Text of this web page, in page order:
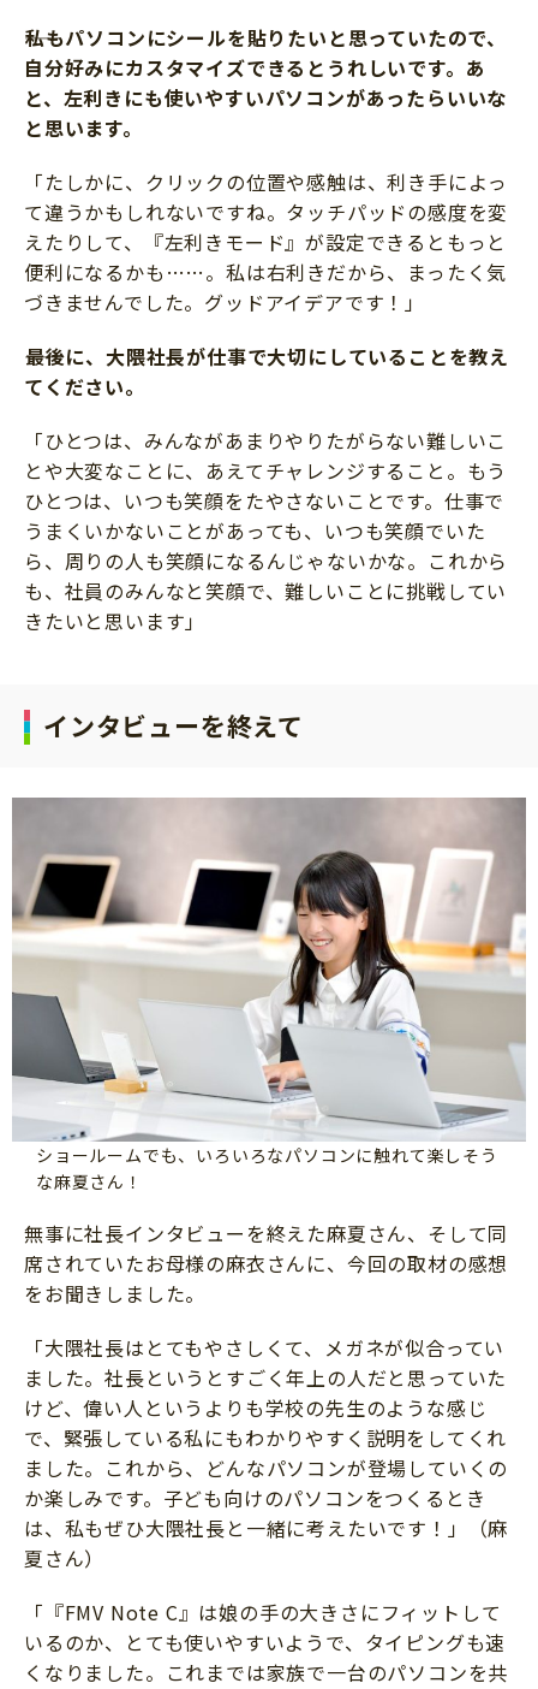
私もパソコンにシールを貼りたいと思っていたので、
自分好みにカスタマイズできるとうれしいです。あ
と、左利きにも使いやすいパソコンがあったらいいな
と思います。
「たしかに、クリックの位置や感触は、利き手によっ
て違うかもしれないですね。タッチパッドの感度を変
えたりして、『左利きモード』が設定できるともっと
便利になるかも……。私は右利きだから、まったく気
づきませんでした。グッドアイデアです！」
最後に、大隈社長が仕事で大切にしていることを教え
てください。
「ひとつは、みんながあまりやりたがらない難しいこ
とや大変なことに、あえてチャレンジすること。もう
ひとつは、いつも笑顔をたやさないことです。仕事で
うまくいかないことがあっても、いつも笑顔でいた
ら、周りの人も笑顔になるんじゃないかな。これから
も、社員のみんなと笑顔で、難しいことに挑戦してい
きたいと思います」
インタビューを終えて
ショールームでも、いろいろなパソコンに触れて楽しそう
な麻夏さん！
無事に社長インタビューを終えた麻夏さん、そして同
席されていたお母様の麻衣さんに、今回の取材の感想
をお聞きしました。
「大隈社長はとてもやさしくて、メガネが似合ってい
ました。社長というとすごく年上の人だと思っていた
けど、偉い人というよりも学校の先生のような感じ
で、緊張している私にもわかりやすく説明をしてくれ
ました。これから、どんなパソコンが登場していくの
か楽しみです。子ども向けのパソコンをつくるとき
は、私もぜひ大隈社長と一緒に考えたいです！」（麻
夏さん）
「『FMV Note C』は娘の手の大きさにフィットして
いるのか、とても使いやすいようで、タイピングも速
くなりました。これまでは家族で一台のパソコンを共